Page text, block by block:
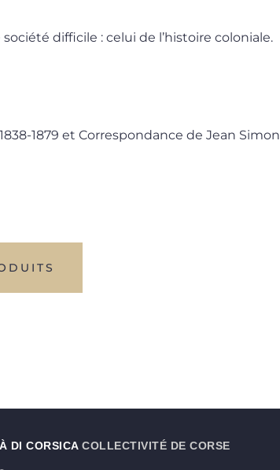
difficile : celui de l’histoire coloniale.
1879 et Correspondance de Jean Simon
DI CORSICA COLLECTIVITÉ DE CORSE